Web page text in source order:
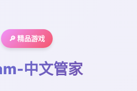
🔎 精品游戏
中文管家